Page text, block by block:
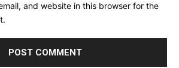
and website in this browser for the